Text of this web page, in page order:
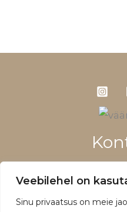
Veebilehel on
Sinu privaatsus on meie
+372